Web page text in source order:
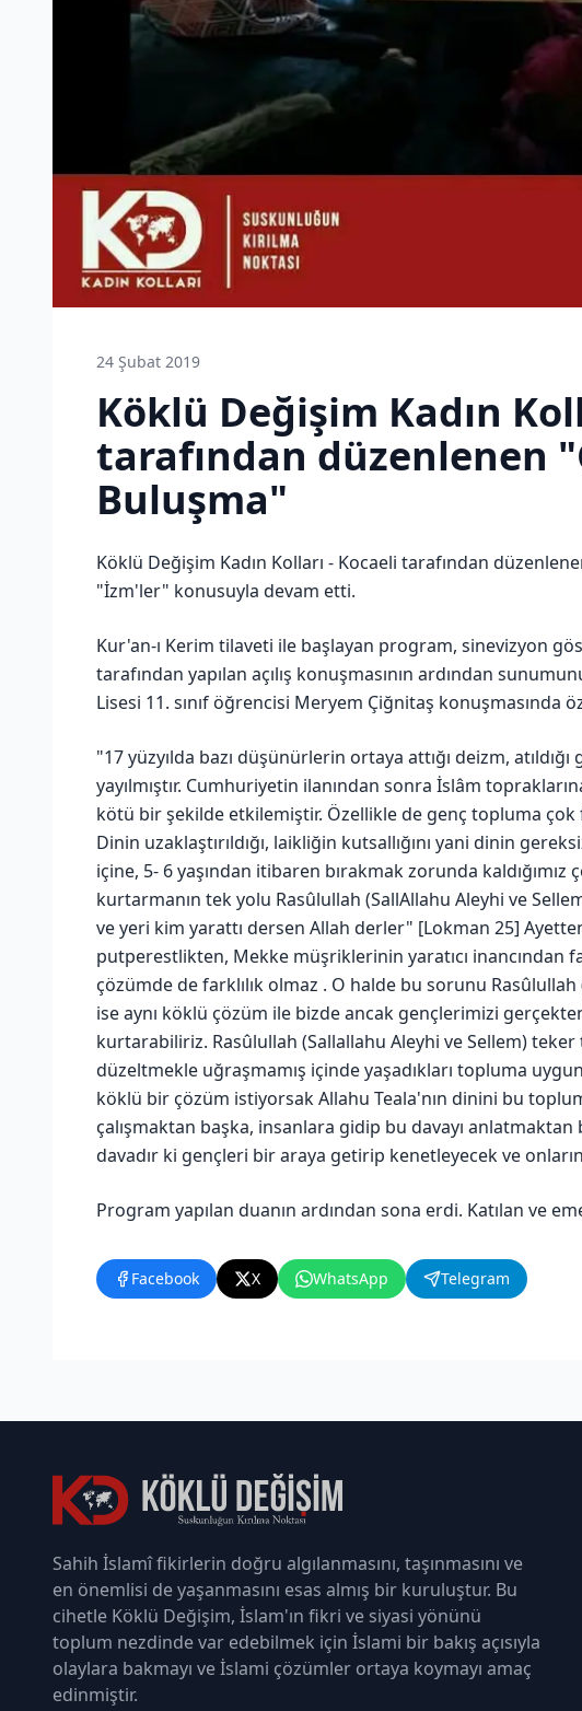
24 Şubat 2019
Köklü Değişim Kadın
tarafından düzenlenen
Buluşma"
Köklü Değişim Kadın Kolları - Kocaeli tarafından
"İzm'ler" konusuyla devam etti.
Kur'an-ı Kerim tilaveti ile başlayan program, sinevizyon
tarafından yapılan açılış konuşmasının ardından
Lisesi 11. sınıf öğrencisi Meryem Çiğnitaş konuşmasında
"17 yüzyılda bazı düşünürlerin ortaya attığı deizm,
yayılmıştır. Cumhuriyetin ilanından sonra İslâm
kötü bir şekilde etkilemiştir. Özellikle de genç topluma çok
Dinin uzaklaştırıldığı, laikliğin kutsallığını yani dinin
içine, 5- 6 yaşından itibaren bırakmak zorunda kaldığımız
kurtarmanın tek yolu Rasûlullah (SallAllahu Aleyhi ve
ve yeri kim yarattı dersen Allah derler" [Lokman 25]
putperestlikten, Mekke müşriklerinin yaratıcı inancından
çözümde de farklılık olmaz . O halde bu sorunu
ise aynı köklü çözüm ile bizde ancak gençlerimizi
kurtarabiliriz. Rasûlullah (Sallallahu Aleyhi ve Sellem)
düzeltmekle uğraşmamış içinde yaşadıkları topluma
köklü bir çözüm istiyorsak Allahu Teala'nın dinini bu
çalışmaktan başka, insanlara gidip bu davayı
davadır ki gençleri bir araya getirip kenetleyecek ve
Program yapılan duanın ardından sona erdi. Katılan ve
Facebook X WhatsApp Telegram
Sahih İslamî fikirlerin doğru algılanmasını, taşınmasını ve
en önemlisi de yaşanmasını esas almış bir kuruluştur. Bu
cihetle Köklü Değişim, İslam'ın fikri ve siyasi yönünü
toplum nezdinde var edebilmek için İslami bir bakış açısıyla
olaylara bakmayı ve İslami çözümler ortaya koymayı amaç
edinmiştir.